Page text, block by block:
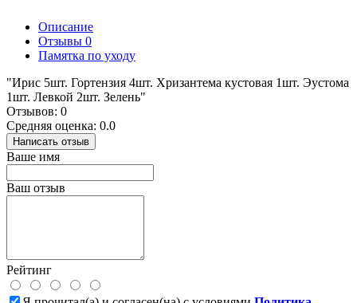
Описание
Отзывы 0
Памятка по уходу
"Ирис 5шт. Гортензия 4шт. Хризантема кустовая 1шт. Эустома
1шт. Левкой 2шт. Зелень"
Отзывов: 0
Средняя оценка: 0.0
Написать отзыв
Ваше имя
Ваш отзыв
Рейтинг